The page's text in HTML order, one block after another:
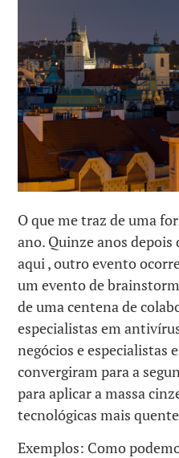
O que me traz de uma
ano. Quinze anos
aqui , outro evento
um evento de
de uma centena de
especialistas em
negócios e especialistas
convergiram para a
para aplicar a massa
tecnológicas mais
Exemplos: Como